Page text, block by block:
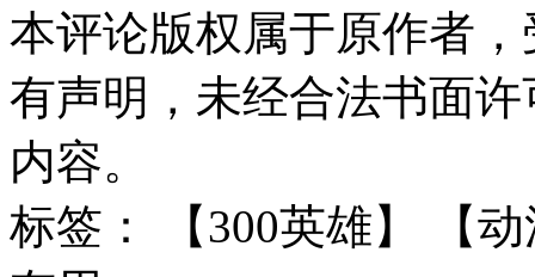
本评论版权属于原作者
有声明，未经合法书面
内容。
标签：
【300英雄】
【